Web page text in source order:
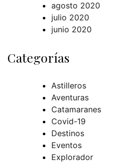
agosto 2020
julio 2020
junio 2020
Categorías
Astilleros
Aventuras
Catamaranes
Covid-19
Destinos
Eventos
Explorador